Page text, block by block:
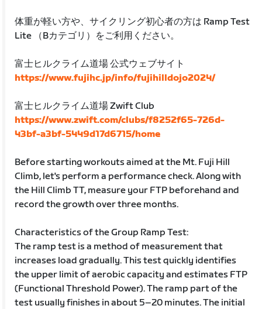
体重が軽い方や、サイクリング初心者の方は Ramp Test
Lite （Bカテゴリ）をご利用ください。
富士ヒルクライム道場 公式ウェブサイト
https://www.fujihc.jp/info/fujihilldojo2024/
富士ヒルクライム道場 Zwift Club
https://www.zwift.com/clubs/f8252f65-726d-
43bf-a3bf-5449d17d6715/home
Before starting workouts aimed at the Mt. Fuji Hill
Climb, let's perform a performance check. Along with
the Hill Climb TT, measure your FTP beforehand and
record the growth over three months.
Characteristics of the Group Ramp Test:
The ramp test is a method of measurement that
increases load gradually. This test quickly identifies
the upper limit of aerobic capacity and estimates FTP
(Functional Threshold Power). The ramp part of the
test usually finishes in about 5–20 minutes. The initial